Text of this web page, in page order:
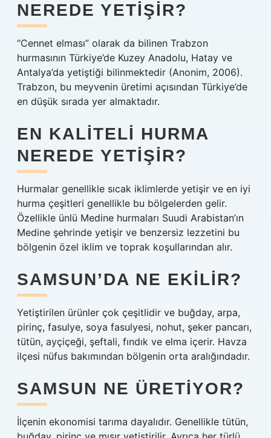
NEREDE YETIŞIR?
“Cennet elması” olarak da bilinen Trabzon
hurmasının Türkiye’de Kuzey Anadolu, Hatay ve
Antalya’da yetiştiği bilinmektedir (Anonim, 2006).
Trabzon, bu meyvenin üretimi açısından Türkiye’de
en düşük sırada yer almaktadır.
EN KALITELI HURMA
NEREDE YETIŞIR?
Hurmalar genellikle sıcak iklimlerde yetişir ve en iyi
hurma çeşitleri genellikle bu bölgelerden gelir.
Özellikle ünlü Medine hurmaları Suudi Arabistan’ın
Medine şehrinde yetişir ve benzersiz lezzetini bu
bölgenin özel iklim ve toprak koşullarından alır.
SAMSUN’DA NE EKILIR?
Yetiştirilen ürünler çok çeşitlidir ve buğday, arpa,
pirinç, fasulye, soya fasulyesi, nohut, şeker pancarı,
tütün, ayçiçeği, şeftali, fındık ve elma içerir. Havza
ilçesi nüfus bakımından bölgenin orta aralığındadır.
SAMSUN NE ÜRETIYOR?
İlçenin ekonomisi tarıma dayalıdır. Genellikle tütün,